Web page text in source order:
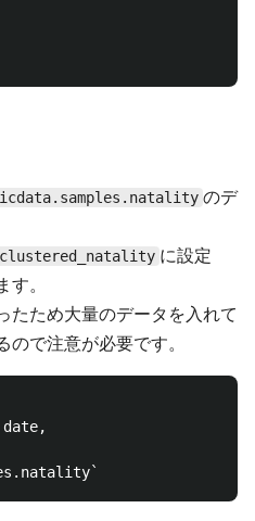
のデ
に設定
。
たため大量のデータを入れて
で注意が必要です。